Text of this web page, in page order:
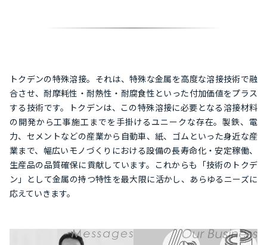
トクデンの特殊溶接。それは、特殊な金属を高度な溶接技術で融
合させ、耐摩耗性・耐熱性・耐腐食性といった付加価値をプラス
する技術です。トクデンは、この特殊溶接に必要となる溶接材料
の開発から工事施工までを手掛けるユニークな存在。製鉄、電
力、セメントなどの産業から自動車、紙、ゴムといった身近な産
業まで、幅広いモノづくりにおける設備の長寿命化・安定稼働、
生産品の品質確保に貢献しています。これからも「技術のトクデ
ン」として金属の持つ特性を最大限に活かし、あらゆるニーズに
応えていきます。